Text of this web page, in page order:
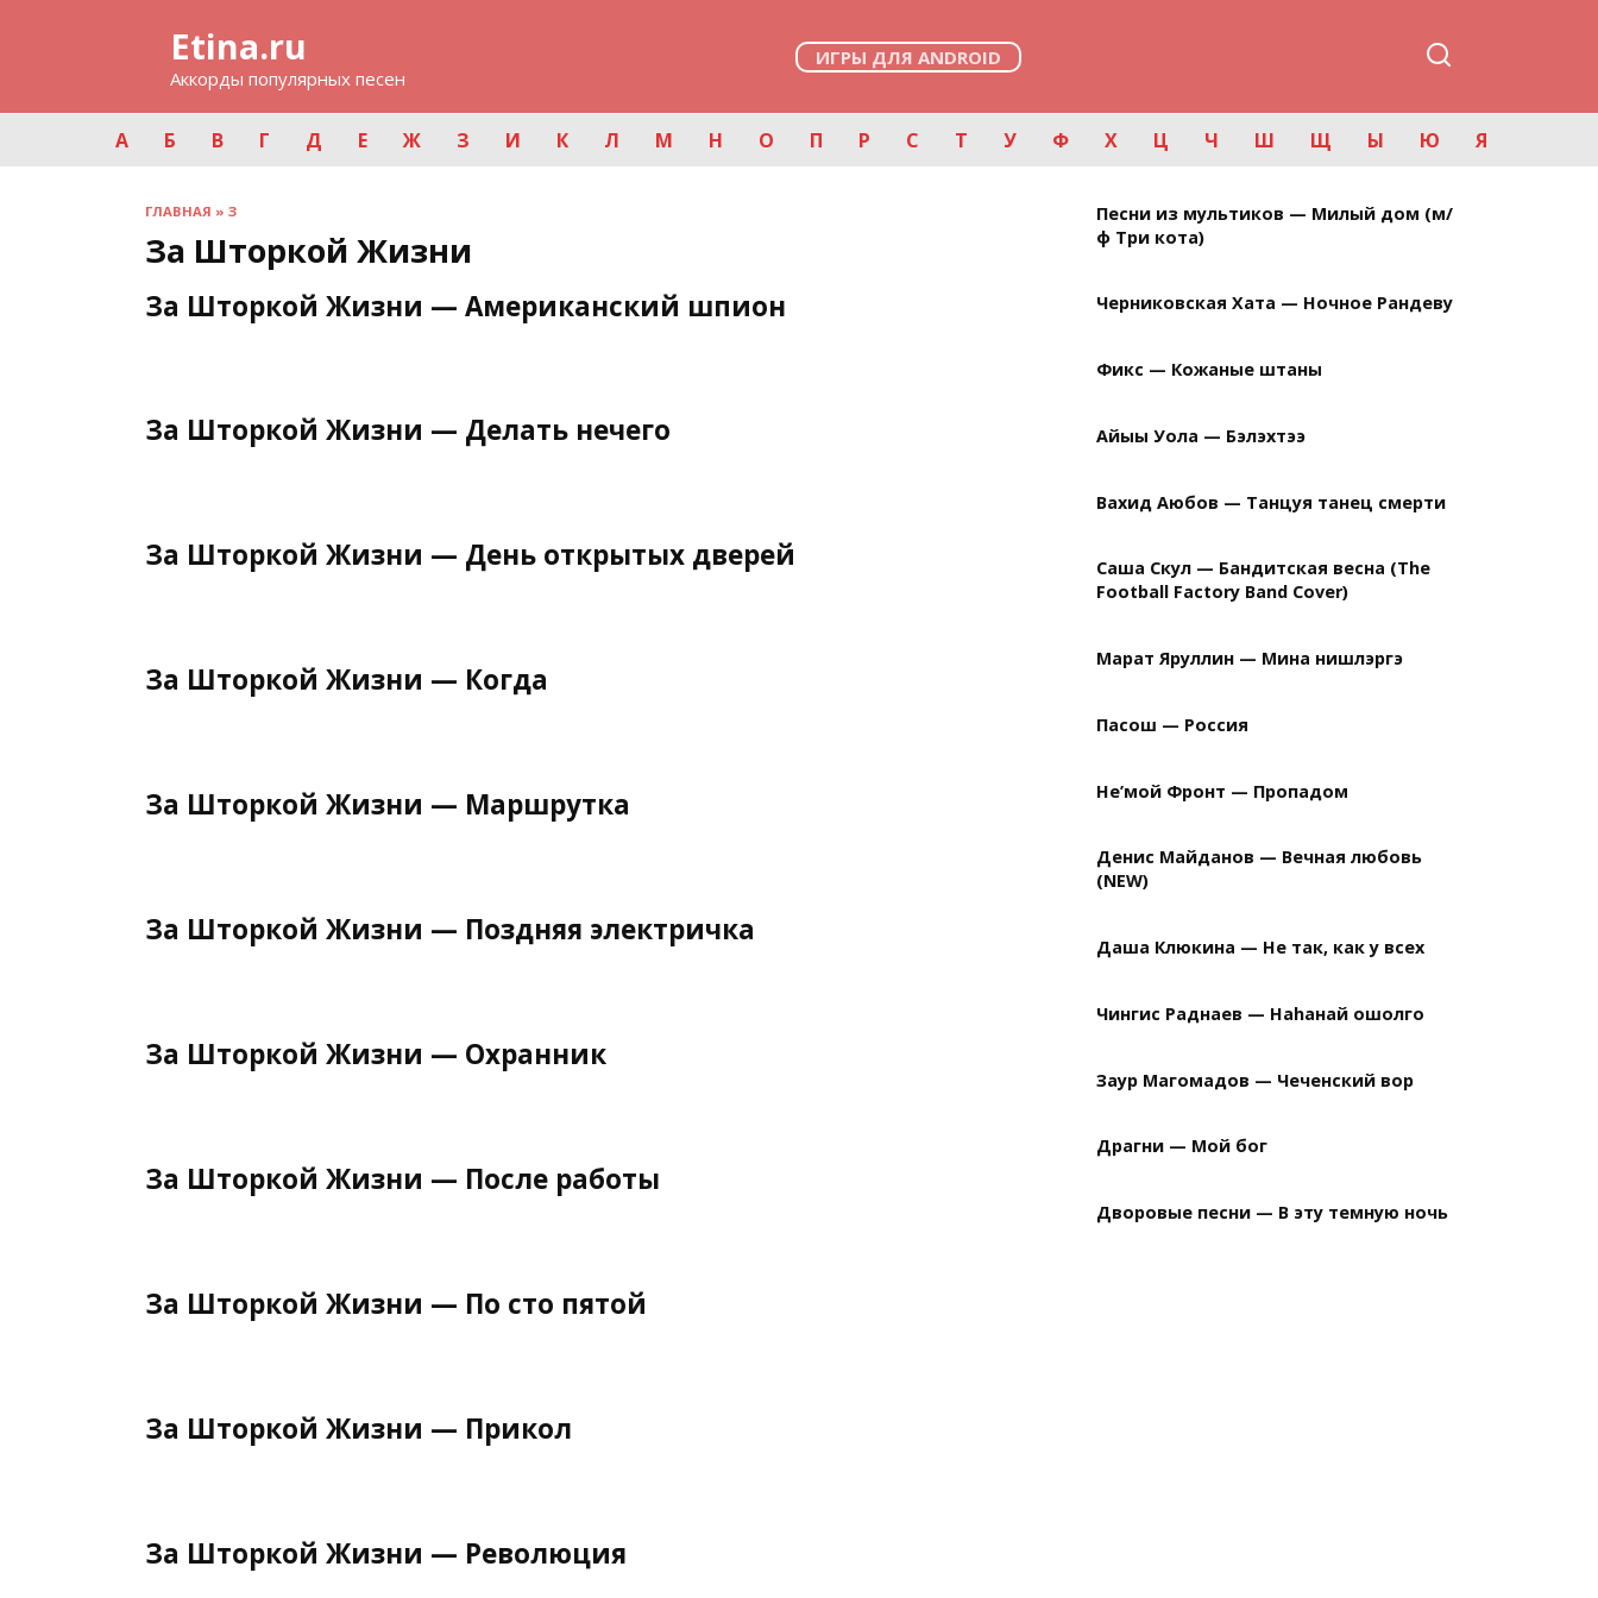
Etina.ru
Аккорды популярных песен
ИГРЫ ДЛЯ ANDROID
А Б В Г Д Е Ж З И К Л М Н О П Р С Т У Ф Х Ц Ч Ш Щ Ы Ю Я
ГЛАВНАЯ » З
За Шторкой Жизни
За Шторкой Жизни — Американский шпион
За Шторкой Жизни — Делать нечего
За Шторкой Жизни — День открытых дверей
За Шторкой Жизни — Когда
За Шторкой Жизни — Маршрутка
За Шторкой Жизни — Поздняя электричка
За Шторкой Жизни — Охранник
За Шторкой Жизни — После работы
За Шторкой Жизни — По сто пятой
За Шторкой Жизни — Прикол
За Шторкой Жизни — Революция
Песни из мультиков — Милый дом (м/
ф Три кота)
Черниковская Хата — Ночное Рандеву
Фикс — Кожаные штаны
Айыы Уола — Бэлэхтээ
Вахид Аюбов — Танцуя танец смерти
Саша Скул — Бандитская весна (The
Football Factory Band Cover)
Марат Яруллин — Мина нишлэргэ
Пасош — Россия
Не’мой Фронт — Пропадом
Денис Майданов — Вечная любовь
(NEW)
Даша Клюкина — Не так, как у всех
Чингис Раднаев — Наhанай ошолго
Заур Магомадов — Чеченский вор
Драгни — Мой бог
Дворовые песни — В эту темную ночь